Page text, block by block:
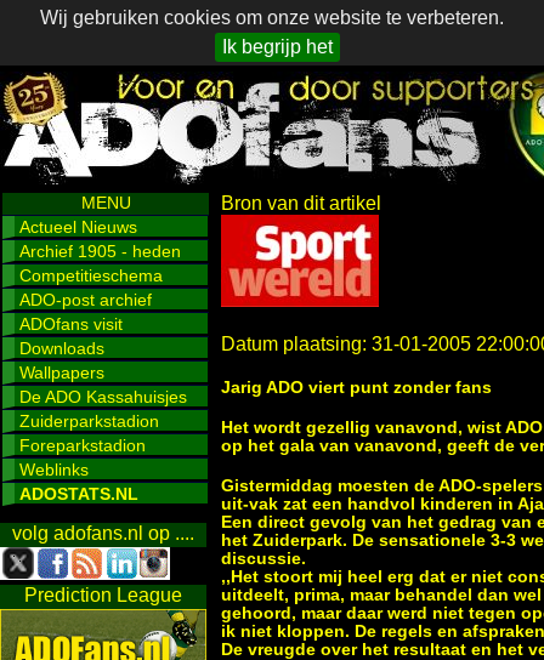
Wij gebruiken cookies om onze website te verbeteren.
Ik begrijp het
MENU
Actueel Nieuws
Archief 1905 - heden
Competitieschema
ADO-post archief
ADOfans visit
Downloads
Wallpapers
De ADO Kassahuisjes
Zuiderparkstadion
Foreparkstadion
Weblinks
ADOSTATS.NL
volg adofans.nl op ....
Prediction League
Bron van dit artikel
Datum plaatsing: 31-01-2005
Jarig ADO viert punt zonder fans
Het wordt gezellig vanavond, wist
op het gala van vanavond, geeft de
Gistermiddag moesten de ADO-
uit-vak zat een handvol kinderen in
Een direct gevolg van het gedrag van
het Zuiderpark. De sensationele 3-3
discussie.
,,Het stoort mij heel erg dat er niet
uitdeelt, prima, maar behandel dan
gehoord, maar daar werd niet tegen
ik niet kloppen. De regels en
De vreugde over het resultaat en het